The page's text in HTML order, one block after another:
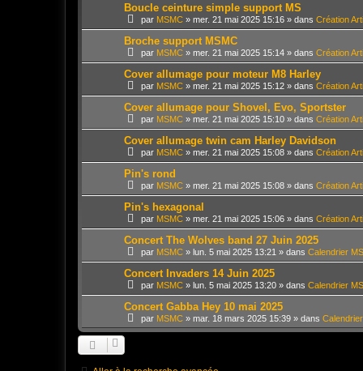
Boucle ceinture simple support MS
par MSMC » mer. 21 mai 2025 15:16 » dans Création
Broche support MSMC
par MSMC » mer. 21 mai 2025 15:14 » dans Création
Cover allumage pour moteur M8 Harley
par MSMC » mer. 21 mai 2025 15:12 » dans Création
Cover allumage pour Shovel, Evo, Sportster
par MSMC » mer. 21 mai 2025 15:10 » dans Création
Cover allumage twin cam Harley Davidson
par MSMC » mer. 21 mai 2025 15:08 » dans Création
Pin's rond
par MSMC » mer. 21 mai 2025 15:08 » dans Création
Pin's hexagonal
par MSMC » mer. 21 mai 2025 15:06 » dans Création
Concert The Wolves band 27 Juin 2025
par MSMC » lun. 5 mai 2025 13:21 » dans Calendrier
Concert Invaders 14 Juin 2025
par MSMC » lun. 5 mai 2025 13:20 » dans Calendrier
Concert Gabba Hey 10 mai 2025
par MSMC » mar. 18 mars 2025 15:39 » dans